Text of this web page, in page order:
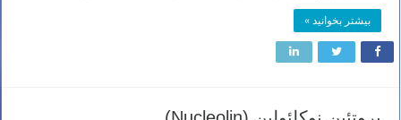
بیشتر بخوانید »